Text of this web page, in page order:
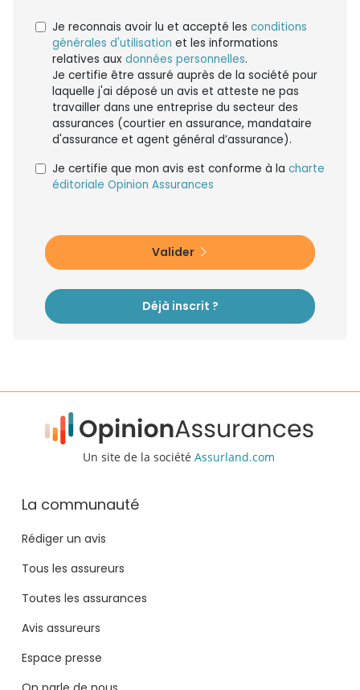
Je reconnais avoir lu et accepté les conditions
générales d'utilisation et les informations
relatives aux données personnelles.
Je certifie être assuré auprès de la société pour
laquelle j'ai déposé un avis et atteste ne pas
travailler dans une entreprise du secteur des
assurances (courtier en assurance, mandataire
d'assurance et agent général d’assurance).
Je certifie que mon avis est conforme à la charte
éditoriale Opinion Assurances
Valider
Déjà inscrit ?
Un site de la société Assurland.com
La communauté
Rédiger un avis
Tous les assureurs
Toutes les assurances
Avis assureurs
Espace presse